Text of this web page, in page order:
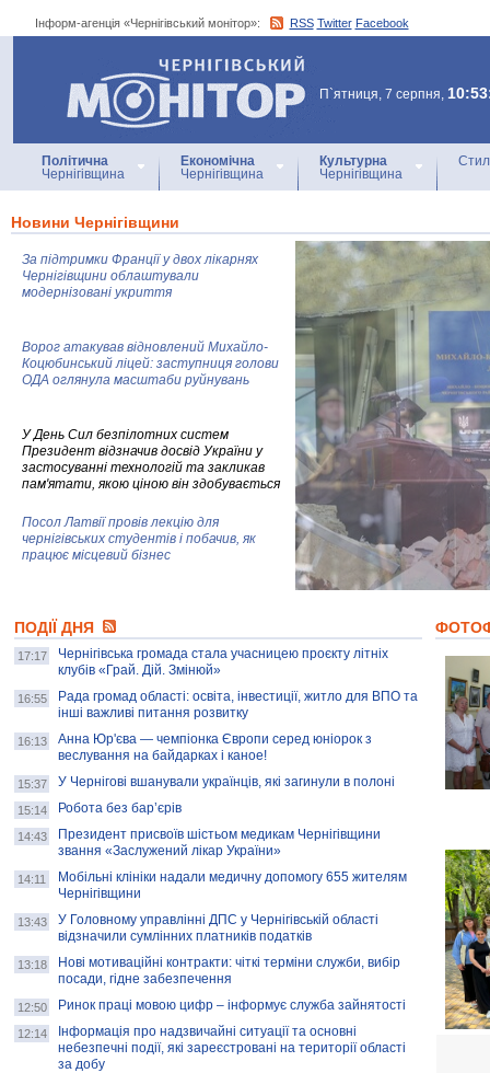
Інформ-агенція «Чернігівський монітор»: RSS Twitter Facebook
Інформ-агенція
«Чернігівський монітор»
П`ятниця, 7 серпня,
Політична
Чернігівщина
Економічна
Чернігівщина
Культурна
Чернігівщина
Новини Чернігівщини
За підтримки Франції у двох лікарнях
Чернігівщини облаштували
модернізовані укриття
Ворог атакував відновлений Михайло-
Коцюбинський ліцей: заступниця голови
ОДА оглянула масштаби руйнувань
У День Сил безпілотних систем
Президент відзначив досвід України у
застосуванні технологій та закликав
пам'ятати, якою ціною він здобувається
Посол Латвії провів лекцію для
чернігівських студентів і побачив, як
працює місцевий бізнес
колекцію про війну, емоції та тварин
AB InBev Efes Україна підтримала
навчальний проєкт "Молодіжна бізнес-
школа", спрямований на розвиток
підприємництва у Чернігівській області
Золота тварина: видання Forbes
написало про чернігівця Патрона: хто і
скільки на ньому заробляє? І куди
витрачають?
ПОДІЇ ДНЯ
17:17
Чернігівська громада стала учасницею проєкту літніх
клубів «Грай. Дій. Змінюй»
16:55
Рада громад області: освіта, інвестиції, житло для ВПО та
інші важливі питання розвитку
16:13
Анна Юр'єва — чемпіонка Європи серед юніорок з
веслування на байдарках і каное!
15:37 У Чернігові вшанували українців, які загинули в полоні
15:14 Робота без бар’єрів
14:43
Президент присвоїв шістьом медикам Чернігівщини
звання «Заслужений лікар України»
14:11
Мобільні клініки надали медичну допомогу 655 жителям
Чернігівщини
13:43
У Головному управлінні ДПС у Чернігівській області
відзначили сумлінних платників податків
13:18
Нові мотиваційні контракти: чіткі терміни служби, вибір
посади, гідне забезпечення
12:50 Ринок праці мовою цифр – інформує служба зайнятості
12:14
Інформація про надзвичайні ситуації та основні
небезпечні події, які зареєстровані на території області
за добу